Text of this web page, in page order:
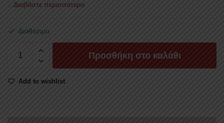
...Διαβάστε περισσότερα
Διαθέσιμο
ΟΡΟΦΗΣ
SM
Προσθήκη στο καλάθι
Add to wishlist